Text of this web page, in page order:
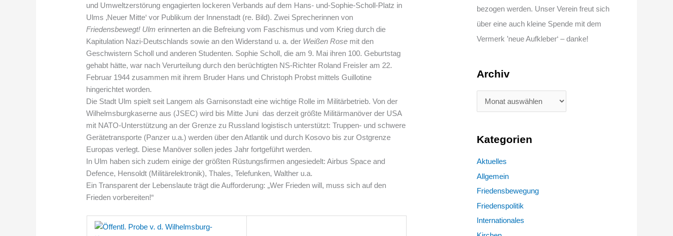
und Umweltzerstörung engagierten lockeren Verbands auf dem Hans- und-Sophie-Scholl-Platz in
Ulms ‚Neuer Mitte‘ vor Publikum der Innenstadt (re. Bild). Zwei Sprecherinnen von
Friedensbewegt! Ulm erinnerten an die Befreiung vom Faschismus und vom Krieg durch die
Kapitulation Nazi-Deutschlands sowie an den Widerstand u. a. der Weißen Rose mit den
Geschwistern Scholl und anderen Studenten. Sophie Scholl, die am 9. Mai ihren 100. Geburtstag
gehabt hätte, war nach Verurteilung durch den berüchtigten NS-Richter Roland Freisler am 22.
Februar 1944 zusammen mit ihrem Bruder Hans und Christoph Probst mittels Guillotine
hingerichtet worden.
Die Stadt Ulm spielt seit Langem als Garnisonstadt eine wichtige Rolle im Militärbetrieb. Von der
Wilhelmsburgkaserne aus (JSEC) wird bis Mitte Juni das derzeit größte Militärmanöver der USA
mit NATO-Unterstützung an der Grenze zu Russland logistisch unterstützt: Truppen- und schwere
Gerätetransporte (Panzer u.a.) werden über den Atlantik und durch Kosovo bis zur Ostgrenze
Europas verlegt. Diese Manöver sollen jedes Jahr fortgeführt werden.
In Ulm haben sich zudem einige der größten Rüstungsfirmen angesiedelt: Airbus Space and
Defence, Hensoldt (Militärelektronik), Thales, Telefunken, Walther u.a.
Ein Transparent der Lebenslaute trägt die Aufforderung: „Wer Frieden will, muss sich auf den
Frieden vorbereiten!“
bezogen werden. Unser Verein freut sich
über eine auch kleine Spende mit dem
Vermerk ’neue Aufkleber‘ – danke!
Archiv
Kategorien
Aktuelles
Allgemein
Friedensbewegung
Friedenspolitik
Internationales